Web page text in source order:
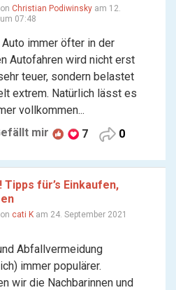
Christian Podiwinsky am 12.
07:48
immer öfter in der
Autofahren wird nicht erst
teuer, sondern belastet
extrem. Natürlich lässt es
vollkommen...
mir 7 0
für’s Einkaufen,
cati K am 24. September 2021
Abfallvermeidung
immer populärer.
wir die Nachbarinnen und